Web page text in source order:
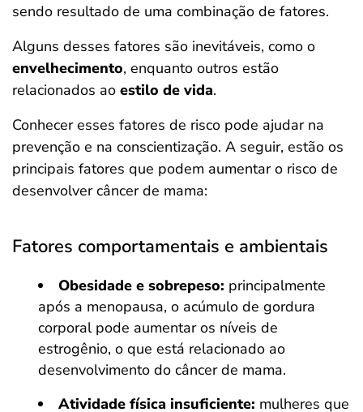
sendo resultado de uma combinação de fatores.
Alguns desses fatores são inevitáveis, como o
envelhecimento, enquanto outros estão
relacionados ao estilo de vida.
Conhecer esses fatores de risco pode ajudar na
prevenção e na conscientização. A seguir, estão os
principais fatores que podem aumentar o risco de
desenvolver câncer de mama:
Fatores comportamentais e ambientais
Obesidade e sobrepeso: principalmente
após a menopausa, o acúmulo de gordura
corporal pode aumentar os níveis de
estrogênio, o que está relacionado ao
desenvolvimento do câncer de mama.
Atividade física insuficiente: mulheres que